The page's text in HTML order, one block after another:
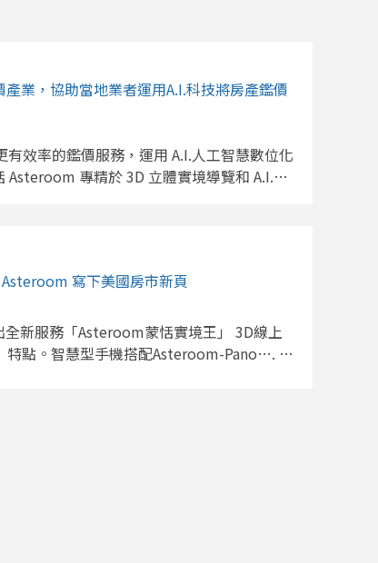
業，協助當地業者運用A.I.科技將房產鑑價
效率的鑑價服務，運用 A.I.人工智慧數位化
專精於 3D 立體實境導覽和 A.I.人
的審核，美國聯邦住房金融局 Federal
並允許【混合型鑑價 Hybrid
技、鑑價師不須到場的方式進行房屋鑑價
位化和現代化。Covid-19 加速美國鑑價產
evaluation + property data report)
價，首先開放給房屋轉貸、增貸的申請案件
寫下美國房市新頁
新服務「Asteroom蒙恬實境王」 3D線上
特點。智慧型手機搭配Asteroom-Pano…. 新
年3月中，美國房仲市場迎來強勁的線上看
離、禁止進入賣家房屋措施，促使業者轉